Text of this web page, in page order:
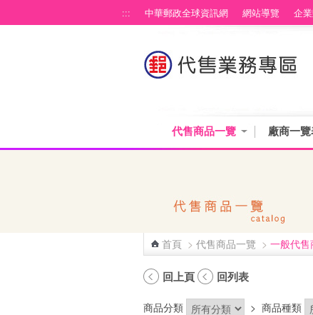
::: 中華郵政全球資訊網 網站導覽 企
代售商品一覽 廠商一覽
首頁 > 代售商品一覽 > 一般代售
回上頁 回列表
商品分類 > 商品種類